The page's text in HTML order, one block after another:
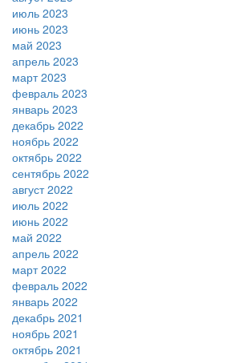
июль 2023
июнь 2023
май 2023
апрель 2023
март 2023
февраль 2023
январь 2023
декабрь 2022
ноябрь 2022
октябрь 2022
сентябрь 2022
август 2022
июль 2022
июнь 2022
май 2022
апрель 2022
март 2022
февраль 2022
январь 2022
декабрь 2021
ноябрь 2021
октябрь 2021